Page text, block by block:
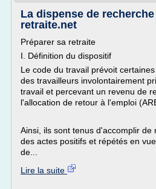
La dispense de
retraite.net
Préparer sa retraite
I. Définition du dispositif
Le code du travail prévoit
des travailleurs involontairement
travail et percevant un revenu de
l'allocation de retour à l'emploi
Ainsi, ils sont tenus d'accomplir de
des actes positifs et répétés en
de...
Lire la suite